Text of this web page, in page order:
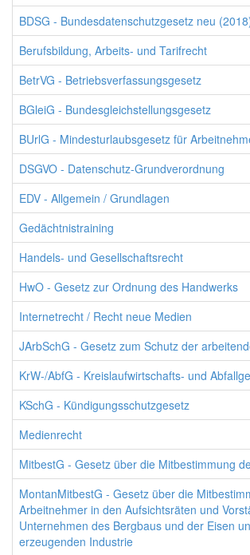
BDSG - Bundesdatenschutzgesetz neu
Berufsbildung, Arbeits- und Tarifrecht
BetrVG - Betriebsverfassungsgesetz
BGleiG - Bundesgleichstellungsgesetz
BUrlG - Mindesturlaubsgesetz für
DSGVO - Datenschutz-Grundverordnung
EDV - Allgemein / Grundlagen
Gedächtnistraining
Handels- und Gesellschaftsrecht
HwO - Gesetz zur Ordnung des Handwerks
Internetrecht / Recht neue Medien
JArbSchG - Gesetz zum Schutz der
KrW-/AbfG - Kreislaufwirtschafts- und
KSchG - Kündigungsschutzgesetz
Medienrecht
MitbestG - Gesetz über die Mitbestimmung
MontanMitbestG - Gesetz über die
Arbeitnehmer in den Aufsichtsräten und
Unternehmen des Bergbaus und der Eisen
erzeugenden Industrie